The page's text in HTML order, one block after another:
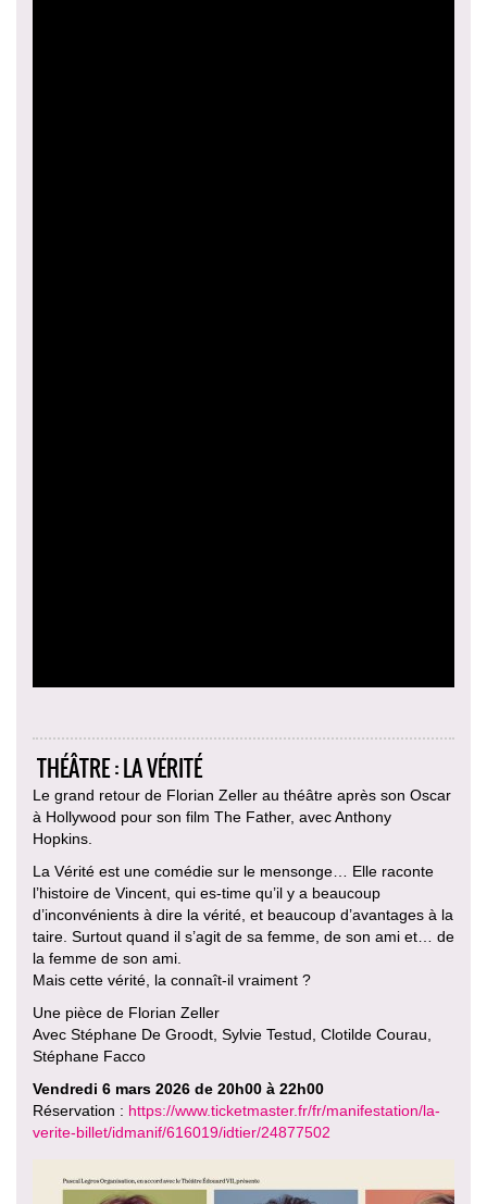
THÉÂTRE : LA VÉRITÉ
Le grand retour de Florian Zeller au théâtre après son Oscar
à Hollywood pour son film The Father, avec Anthony
Hopkins.
La Vérité est une comédie sur le mensonge… Elle raconte
l’histoire de Vincent, qui es-time qu’il y a beaucoup
d’inconvénients à dire la vérité, et beaucoup d’avantages à la
taire. Surtout quand il s’agit de sa femme, de son ami et… de
la femme de son ami.
Mais cette vérité, la connaît-il vraiment ?
Une pièce de Florian Zeller
Avec Stéphane De Groodt, Sylvie Testud, Clotilde Courau,
Stéphane Facco
Vendredi 6 mars 2026 de 20h00 à 22h00
Réservation : https://www.ticketmaster.fr/fr/manifestation/la-
verite-billet/idmanif/616019/idtier/24877502